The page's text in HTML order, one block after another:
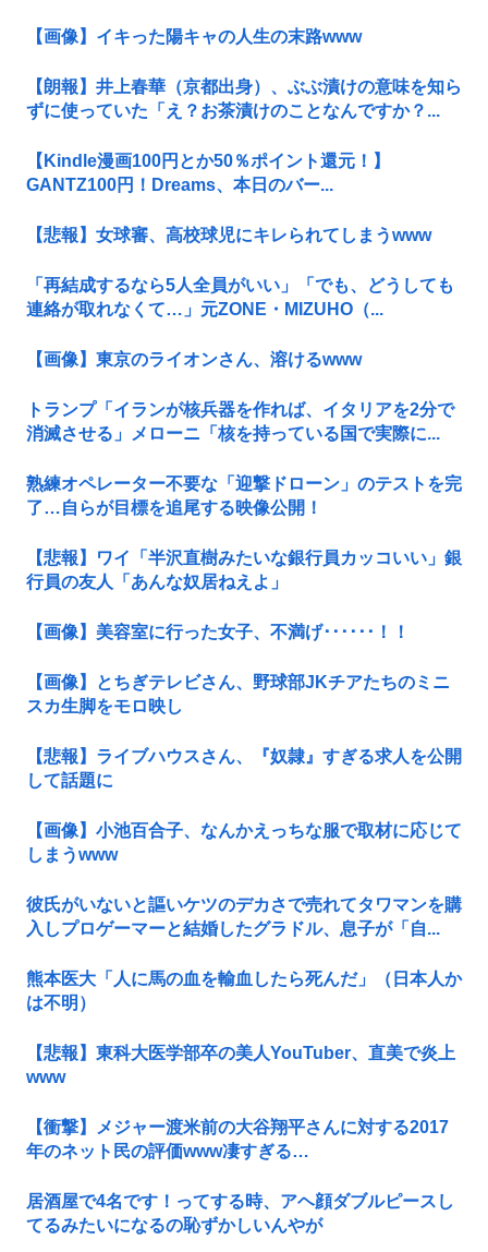
【画像】イキった陽キャの人生の末路www
【朗報】井上春華（京都出身）、ぶぶ漬けの意味を知ら
ずに使っていた「え？お茶漬けのことなんですか？...
【Kindle漫画100円とか50％ポイント還元！】
GANTZ100円！Dreams、本日のバー...
【悲報】女球審、高校球児にキレられてしまうwww
「再結成するなら5人全員がいい」「でも、どうしても
連絡が取れなくて…」元ZONE・MIZUHO（...
【画像】東京のライオンさん、溶けるwww
トランプ「イランが核兵器を作れば、イタリアを2分で
消滅させる」メローニ「核を持っている国で実際に...
熟練オペレーター不要な「迎撃ドローン」のテストを完
了…自らが目標を追尾する映像公開！
【悲報】ワイ「半沢直樹みたいな銀行員カッコいい」銀
行員の友人「あんな奴居ねえよ」
【画像】美容室に行った女子、不満げ･･････！！
【画像】とちぎテレビさん、野球部JKチアたちのミニ
スカ生脚をモロ映し
【悲報】ライブハウスさん、『奴隷』すぎる求人を公開
して話題に
【画像】小池百合子、なんかえっちな服で取材に応じて
しまうwww
彼氏がいないと謳いケツのデカさで売れてタワマンを購
入しプロゲーマーと結婚したグラドル、息子が「自...
熊本医大「人に馬の血を輸血したら死んだ」（日本人か
は不明）
【悲報】東科大医学部卒の美人YouTuber、直美で炎上
www
【衝撃】メジャー渡米前の大谷翔平さんに対する2017
年のネット民の評価www凄すぎる…
居酒屋で4名です！ってする時、アヘ顔ダブルピースし
てるみたいになるの恥ずかしいんやが